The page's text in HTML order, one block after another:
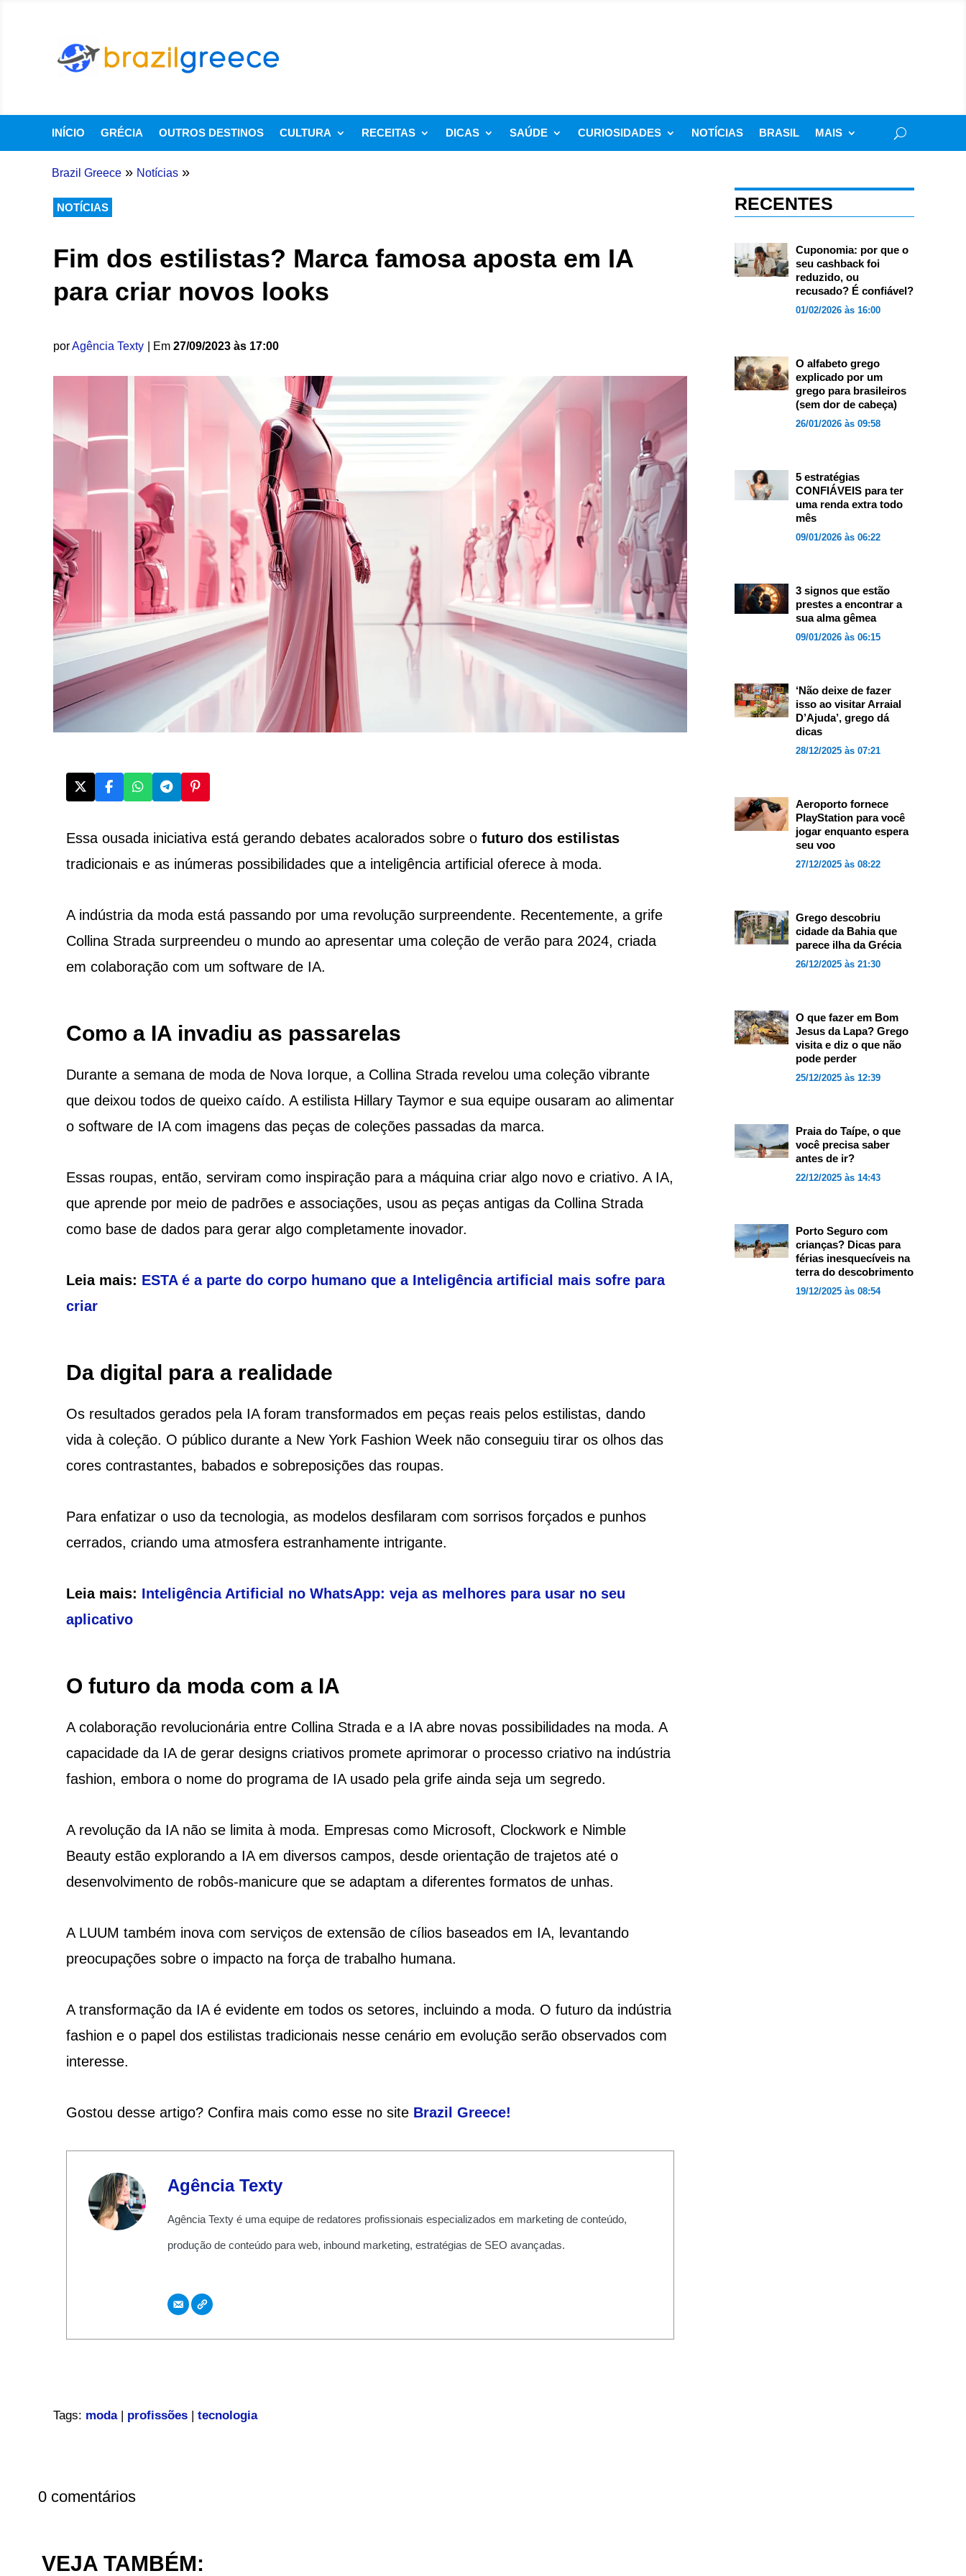
INÍCIO GRÉCIA OUTROS DESTINOS CULTURA RECEITAS DICAS SAÚDE CURIOSIDADES NOTÍCIAS BRASIL MAIS
Brazil Greece » Notícias »
NOTÍCIAS
Fim dos estilistas? Marca famosa aposta em IA
para criar novos looks
porAgência Texty | Em 27/09/2023 às 17:00
Essa ousada iniciativa está gerando debates acalorados sobre ofuturo dos estilistas
tradicionais e as inúmeras possibilidades que a inteligência artificial oferece à moda.
A indústria da moda está passando por uma revolução surpreendente. Recentemente, a grife
Collina Strada surpreendeu o mundo ao apresentar uma coleção de verão para 2024, criada
em colaboração com um software de IA.
Como a IA invadiu as passarelas
Durante a semana de moda de Nova Iorque, a Collina Strada revelou uma coleção vibrante
que deixou todos de queixo caído. A estilista Hillary Taymor e sua equipe ousaram ao alimentar
o software de IA com imagens das peças de coleções passadas da marca.
Essas roupas, então, serviram como inspiração para a máquina criar algo novo e criativo. A IA,
que aprende por meio de padrões e associações, usou as peças antigas da Collina Strada
como base de dados para gerar algo completamente inovador.
Leia mais: ESTA é a parte do corpo humano que a Inteligência artificial mais sofre para
criar
Da digital para a realidade
Os resultados gerados pela IA foram transformados em peças reais pelos estilistas, dando
vida à coleção. O público durante a New York Fashion Week não conseguiu tirar os olhos das
cores contrastantes, babados e sobreposições das roupas.
Para enfatizar o uso da tecnologia, as modelos desfilaram com sorrisos forçados e punhos
cerrados, criando uma atmosfera estranhamente intrigante.
Leia mais: Inteligência Artificial no WhatsApp: veja as melhores para usar no seu
aplicativo
O futuro da moda com a IA
A colaboração revolucionária entre Collina Strada e a IA abre novas possibilidades na moda. A
capacidade da IA de gerar designs criativos promete aprimorar o processo criativo na indústria
fashion, embora o nome do programa de IA usado pela grife ainda seja um segredo.
A revolução da IA não se limita à moda. Empresas como Microsoft, Clockwork e Nimble
Beauty estão explorando a IA em diversos campos, desde orientação de trajetos até o
desenvolvimento de robôs-manicure que se adaptam a diferentes formatos de unhas.
A LUUM também inova com serviços de extensão de cílios baseados em IA, levantando
preocupações sobre o impacto na força de trabalho humana.
A transformação da IA é evidente em todos os setores, incluindo a moda. O futuro da indústria
fashion e o papel dos estilistas tradicionais nesse cenário em evolução serão observados com
interesse.
Gostou desse artigo? Confira mais como esse no site Brazil Greece!
Agência Texty
Agência Texty é uma equipe de redatores profissionais especializados em marketing de conteúdo,
produção de conteúdo para web, inbound marketing, estratégias de SEO avançadas.
Tags: moda| profissões| tecnologia
RECENTES
Cuponomia: por que o
seu cashback foi
reduzido, ou
recusado? É confiável?
01/02/2026 às 16:00
O alfabeto grego
explicado por um
grego para brasileiros
(sem dor de cabeça)
26/01/2026 às 09:58
5 estratégias
CONFIÁVEIS para ter
uma renda extra todo
mês
09/01/2026 às 06:22
3 signos que estão
prestes a encontrar a
sua alma gêmea
09/01/2026 às 06:15
‘Não deixe de fazer
isso ao visitar Arraial
D’Ajuda’, grego dá
dicas
28/12/2025 às 07:21
Aeroporto fornece
PlayStation para você
jogar enquanto espera
seu voo
27/12/2025 às 08:22
Grego descobriu
cidade da Bahia que
parece ilha da Grécia
26/12/2025 às 21:30
O que fazer em Bom
Jesus da Lapa? Grego
visita e diz o que não
pode perder
25/12/2025 às 12:39
Praia do Taípe, o que
você precisa saber
antes de ir?
22/12/2025 às 14:43
Porto Seguro com
crianças? Dicas para
férias inesquecíveis na
terra do descobrimento
19/12/2025 às 08:54
0 comentários
VEJA TAMBÉM: